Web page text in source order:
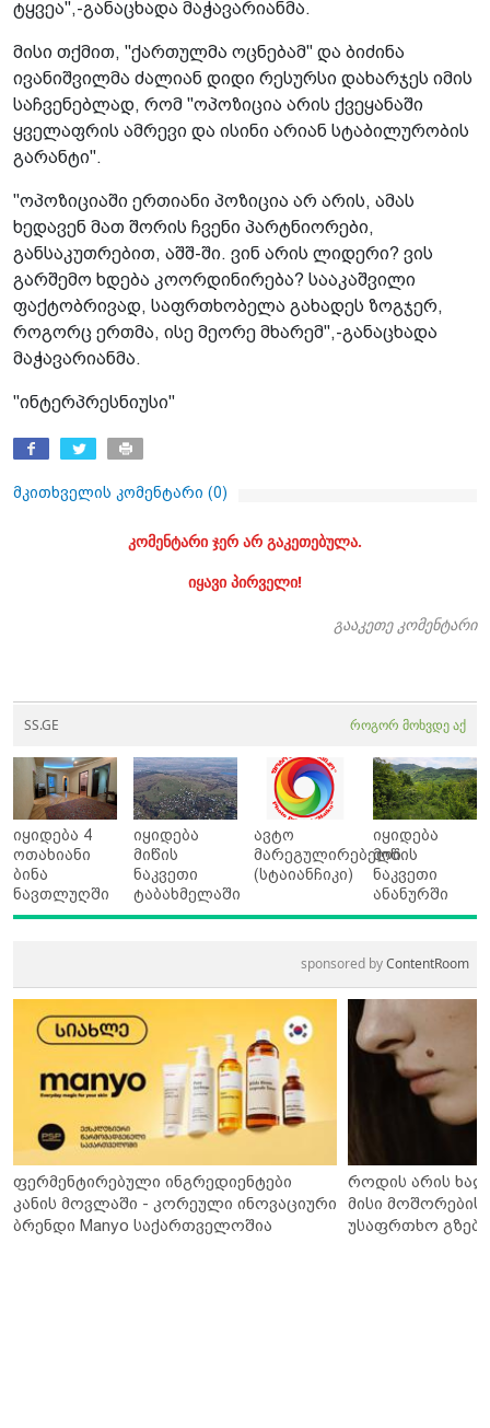
ტყვეა",-განაცხადა მაჭავარიანმა.
მისი თქმით, "ქართულმა ოცნებამ" და ბიძინა
ივანიშვილმა ძალიან დიდი რესურსი დახარჯეს იმის
საჩვენებლად, რომ "ოპოზიცია არის ქვეყანაში
ყველაფრის ამრევი და ისინი არიან სტაბილურობის
გარანტი".
"ოპოზიციაში ერთიანი პოზიცია არ არის, ამას
ხედავენ მათ შორის ჩვენი პარტნიორები,
განსაკუთრებით, აშშ-ში. ვინ არის ლიდერი? ვის
გარშემო ხდება კოორდინირება? სააკაშვილი
ფაქტობრივად, საფრთხობელა გახადეს ზოგჯერ,
როგორც ერთმა, ისე მეორე მხარემ",-განაცხადა
მაჭავარიანმა.
"ინტერპრესნიუსი"
მკითხველის კომენტარი (0)
კომენტარი ჯერ არ გაკეთებულა.
იყავი პირველი!
გააკეთე კომენტარი
SS.GE როგორ მოხვდე აქ
იყიდება 4
ოთახიანი
ბინა
ნავთლუღში
იყიდება
მიწის
ნაკვეთი
ტაბახმელაში
ავტო
მარეგულირებელი
(სტაიანჩიკი)
იყიდება
მიწის
ნაკვეთი
ანანურში
sponsored byContentRoom
ფერმენტირებული ინგრედიენტები
კანის მოვლაში - კორეული ინოვაციური
ბრენდი Manyo საქართველოშია
როდის არის
მისი მოშორების
უსაფრთხო გზები